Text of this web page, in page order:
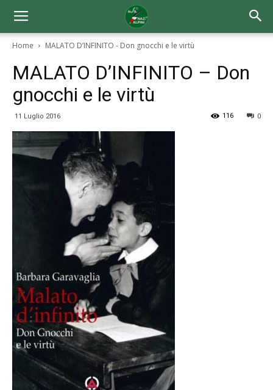
Home MALATO D’INFINITO - Don gnocchi e le virtù
MALATO D’INFINITO – Don
gnocchi e le virtù
11 Luglio 2016 0
116